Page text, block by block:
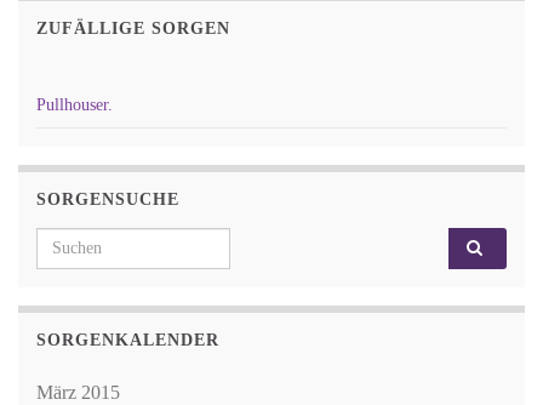
ZUFÄLLIGE SORGEN
Pullhouser.
SORGENSUCHE
Search for:
SORGENKALENDER
März 2015